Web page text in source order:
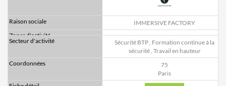
IMMERSIVE FACTORY
Sécurité BTP, Formation continue à la
sécurité, Travail en hauteur
75
Paris